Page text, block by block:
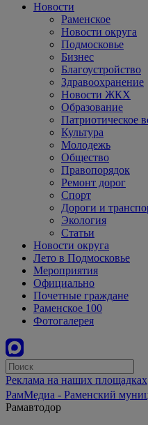
Новости
Раменское
Новости округа
Подмосковье
Бизнес
Благоустройство
Здравоохранение
Новости ЖКХ
Образование
Патриотическое
Культура
Молодежь
Общество
Правопорядок
Ремонт дорог
Спорт
Дороги и
Экология
Статьи
Новости округа
Лето в Подмосковье
Мероприятия
Официально
Почетные граждане
Раменское 100
Фотогалерея
Реклама на наших площадках
РамМедиа - Раменский
Рамавтодор